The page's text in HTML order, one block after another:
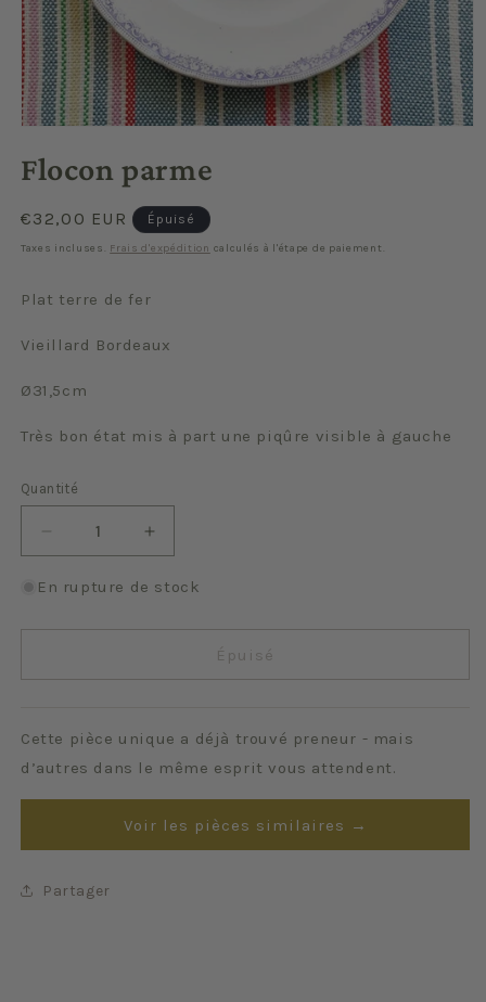
média
1
une
fenêtre
modale
Flocon parme
Prix
habituel
€32,00 EUR Épuisé
Taxes incluses. Frais d'expédition calculés à l'étape de paiement.
Plat terre de fer
Vieillard Bordeaux
Ø31,5cm
Très bon état mis à part une piqûre visible à gauche
Quantité
Quantité
Réduire
la
quantité
Flocon
Augmenter
la
quantité
Flocon
En rupture de stock
Épuisé
Cette pièce unique a déjà trouvé preneur - mais
d’autres dans le même esprit vous attendent.
Voir les pièces similaires →
Partager